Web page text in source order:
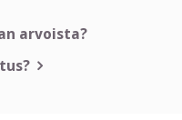
arvoista?